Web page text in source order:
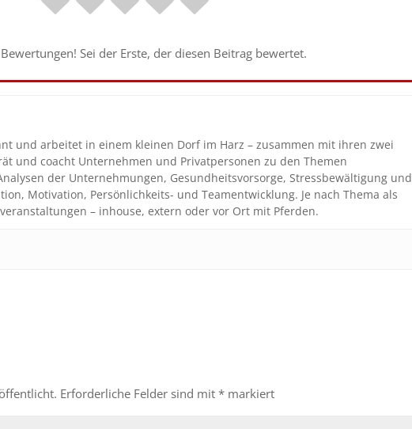
Sei der Erste, der diesen Beitrag bewertet.
und arbeitet in einem kleinen Dorf im Harz – zusammen mit ihren zwei
und coacht Unternehmen und Privatpersonen zu den Themen
der Unternehmungen, Gesundheitsvorsorge, Stressbewältigung und
Motivation, Persönlichkeits- und Teamentwicklung. Je nach Thema als
– inhouse, extern oder vor Ort mit Pferden.
Erforderliche Felder sind mit* markiert